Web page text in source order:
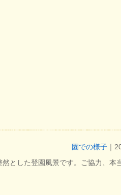
園での様子 ｜
した登園風景です。ご協力、本